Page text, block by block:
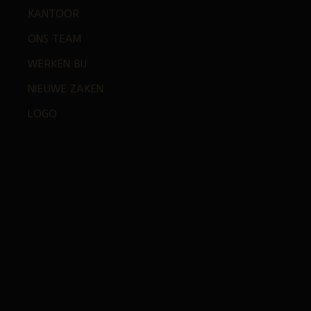
KANTOOR
ONS TEAM
WERKEN BIJ
NIEUWE ZAKEN
LOGO